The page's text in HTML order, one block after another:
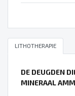
LITHOTHERAPIE
DE DEUGDEN
MINERAAL